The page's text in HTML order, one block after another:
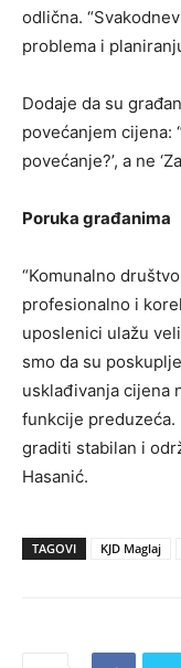
odlična.
problema i
Dodaje da su
povećanjem cijena:
povećanje?’, a ne
Poruka građanima
“Komunalno
profesionalno i
uposlenici ulažu
smo da su
usklađivanja cijena
funkcije preduzeća.
graditi stabilan i
Hasanić.
TAGOVI KJD Maglaj